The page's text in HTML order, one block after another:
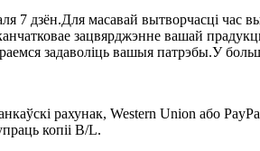
7 дзён.Для масавай вытворчасці час
зацвярджэнне вашай
задаволіць вашыя патрэбы.У
рахунак, Western Union або
копіі B/L.